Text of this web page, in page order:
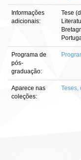
Informações
adicionais:
Tese
Programa de
pós-
graduação:
Aparece nas
coleções:
Teses,